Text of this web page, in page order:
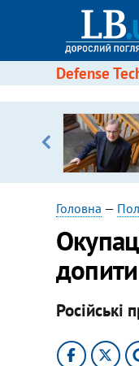
Defense
Головна —
допити
Російські